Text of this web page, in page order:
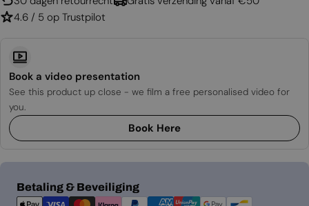
4.6 / 5 op Trustpilot
Book a video presentation
See this product up close - we film a free personalised video for
you.
Book Here
Betaling & Beveiliging
Betaalmethoden